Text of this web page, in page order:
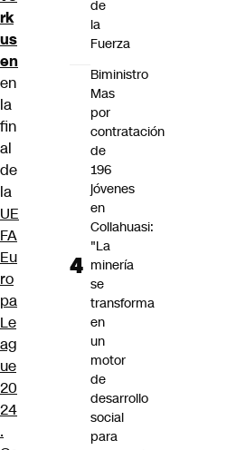
rk
us
en
en
la
fin
al
de
la
UE
FA
Eu
ro
pa
Le
ag
ue
20
24
.
de
la
Fuerza
Biministro
Mas
por
contratación
de
196
jóvenes
en
Collahuasi:
"La
minería
se
transforma
en
un
motor
de
desarrollo
social
para